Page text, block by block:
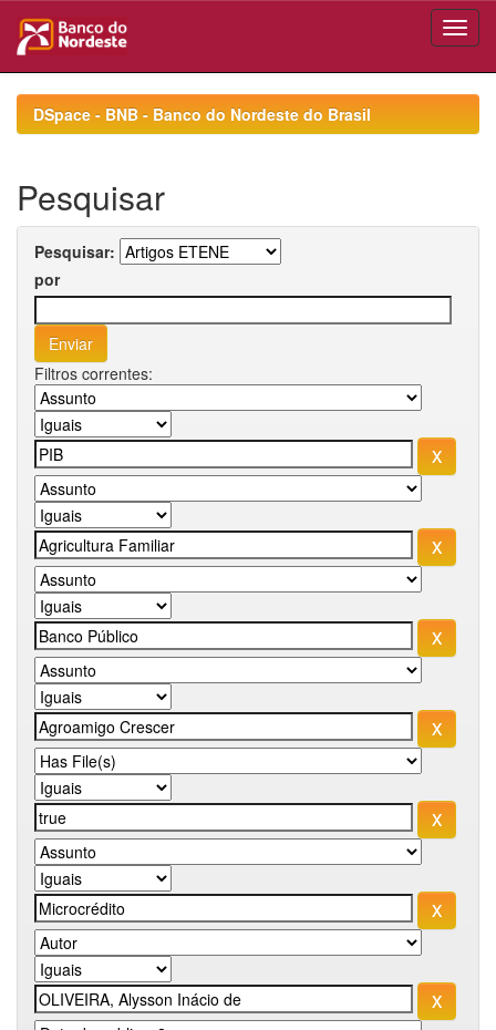
navigationDSpace - BNB - Banco do Nordeste do Brasil
Pesquisar
Pesquisar:
por
Filtros correntes: